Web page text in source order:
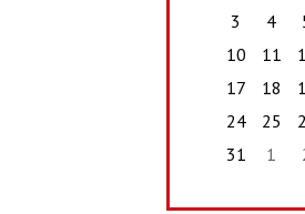
3
4
10
11
17
18
24
25
31
1